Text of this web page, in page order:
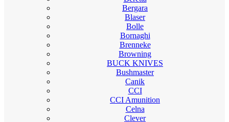
Bergara
Blaser
Bolle
Bornaghi
Brenneke
Browning
BUCK KNIVES
Bushmaster
Canik
CCI
CCI Amunition
Celna
Clever